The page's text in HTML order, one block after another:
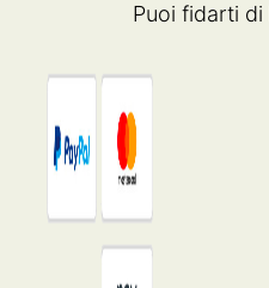
Puoi fidarti di